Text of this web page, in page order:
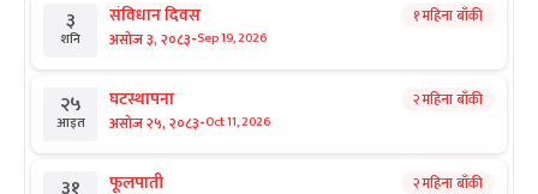
३
शनि
संविधान दिवस
असोज ३, २०८३-Sep 19, 2026
१ महिना बाँकी
२५
आइत
घटस्थापना
असोज २५, २०८३-Oct 11, 2026
२ महिना बाँकी
फूलपाती २ महिना बाँकी